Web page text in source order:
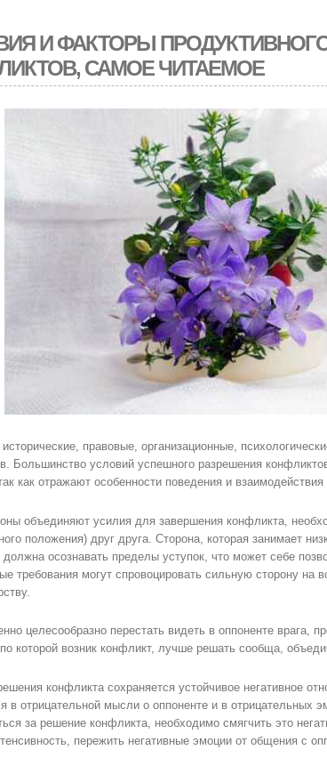
И ФАКТОРЫ
САМОЕ ЧИТАЕМОЕ
правовые, организационные,
Большинство условий успешного разрешения
как отражают особенности поведения и взаимодействия
объединяют усилия для завершения конфликта,
положения) друг друга. Сторона, которая занимает
осознавать пределы уступок, что может себе
требования могут спровоцировать сильную сторону на
целесообразно перестать видеть в оппоненте врага,
которой возник конфликт, лучше решать сообща,
конфликта сохраняется устойчивое негативное
в отрицательной мысли о оппоненте и в отрицательных
за решение конфликта, необходимо смягчить это
пережить негативные эмоции от общения с